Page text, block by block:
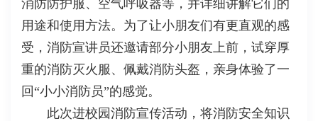
消防防护服、空气呼吸器等，并详细讲解它们的
用途和使用方法。为了让小朋友们有更直观的感
受，消防宣讲员还邀请部分小朋友上前，试穿厚
重的消防灭火服、佩戴消防头盔，亲身体验了一
回“小小消防员”的感觉。
此次进校园消防宣传活动，将消防安全知识